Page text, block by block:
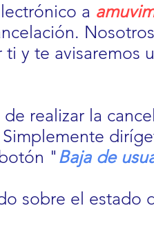
a
y te avisaremos
realizar la
" Baja de
sobre el estado